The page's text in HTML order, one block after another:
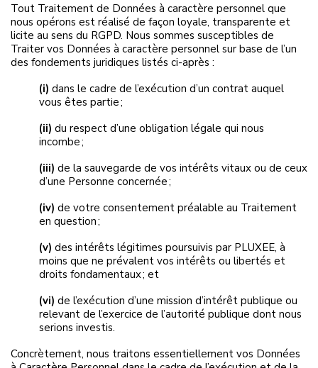
Tout Traitement de Données à caractère personnel que
nous opérons est réalisé de façon loyale, transparente et
licite au sens du RGPD. Nous sommes susceptibles de
Traiter vos Données à caractère personnel sur base de l’un
des fondements juridiques listés ci-après :
(i) dans le cadre de l’exécution d’un contrat auquel
vous êtes partie ;
(ii) du respect d’une obligation légale qui nous
incombe ;
(iii) de la sauvegarde de vos intérêts vitaux ou de ceux
d’une Personne concernée ;
(iv) de votre consentement préalable au Traitement
en question ;
(v) des intérêts légitimes poursuivis par PLUXEE, à
moins que ne prévalent vos intérêts ou libertés et
droits fondamentaux ; et
(vi) de l’exécution d’une mission d’intérêt publique ou
relevant de l’exercice de l’autorité publique dont nous
serions investis.
Concrètement, nous traitons essentiellement vos Données